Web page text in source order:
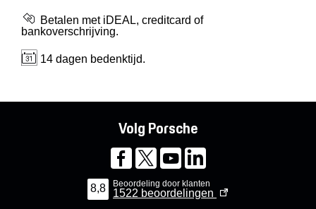
Betalen met iDEAL, creditcard of
bankoverschrijving.
14 dagen bedenktijd.
Volg Porsche
8,8 Beoordeling door klanten
1522 beoordelingen